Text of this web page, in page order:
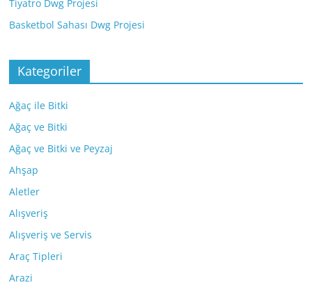
Tiyatro Dwg Projesi
Basketbol Sahası Dwg Projesi
Kategoriler
Ağaç ile Bitki
Ağaç ve Bitki
Ağaç ve Bitki ve Peyzaj
Ahşap
Aletler
Alışveriş
Alışveriş ve Servis
Araç Tipleri
Arazi